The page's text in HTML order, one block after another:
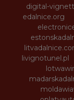
digital-
edalnice.org
livignotunel.pl